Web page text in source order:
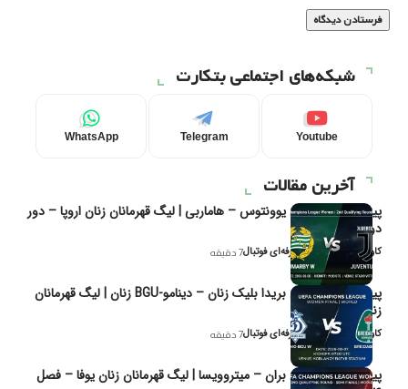
شبکه‌های اجتماعی بتکارت
Youtube
Telegram
WhatsApp
آخرین مقالات
پیش‌بینی و تحلیل یوونتوس – هاماربی | لیگ قهرمانان زنان اروپا – دور
دوم مرحله
کاوه نیک‌فر، تحلیل‌گر حرفه‌ای فوتبال7 دقیقه
پیش‌بینی و تحلیل بریدا بلیک زنان – دینامو-BGU زنان | لیگ قهرمانان
زنان یوفا
کاوه نیک‌فر، تحلیل‌گر حرفه‌ای فوتبال7 دقیقه
پیش‌بینی و تحلیل بران – میتروویسا | لیگ قهرمانان زنان یوفا – فصل